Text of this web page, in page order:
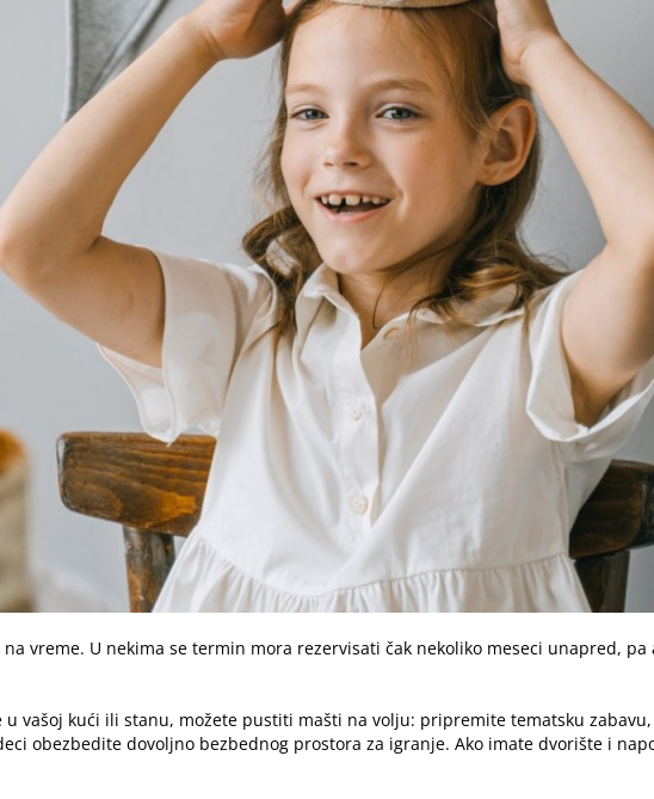
vreme. U nekima se termin mora rezervisati čak nekoliko meseci unapred,
u vašoj kući ili stanu, možete pustiti mašti na volju: pripremite tematsku
obezbedite dovoljno bezbednog prostora za igranje. Ako imate dvorište i